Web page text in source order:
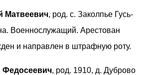
Матвеевич, род. с. Заколпье Гусь-
Военнослужащий. Арестован
и направлен в штрафную роту.
, род. 1910, д. Дуброво